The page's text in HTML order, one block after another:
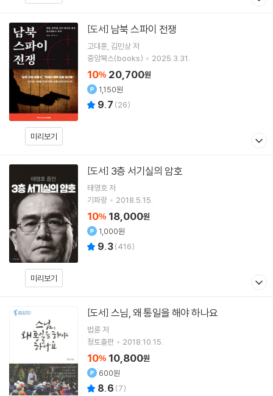
미리보기
[도서] 남북 스파이 전쟁
고대훈 김민상저
중앙북스(books)
2025.3.31.
10% 20,700원
1,150원
9.7 (26)
미리보기
[도서] 3층 서기실의 암호
태영호 저
기파랑
2018.5.15.
10% 18,000원
1,000원
9.3(416)
[도서] 스님, 왜 통일을 해야 하나요
법륜저
정토출판
2018.10.15.
10% 10,800원
600원
8.6 (7)